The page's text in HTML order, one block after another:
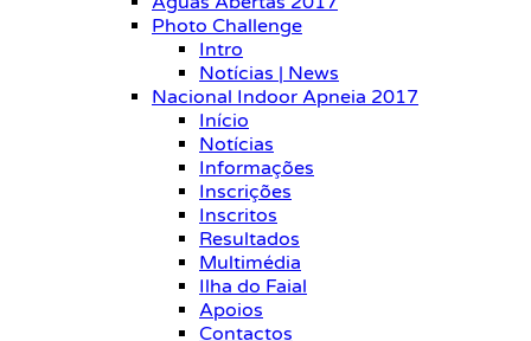
Photo Challenge
Intro
Notícias | News
Nacional Indoor Apneia 2017
Início
Notícias
Informações
Inscrições
Inscritos
Resultados
Multimédia
Ilha do Faial
Apoios
Contactos